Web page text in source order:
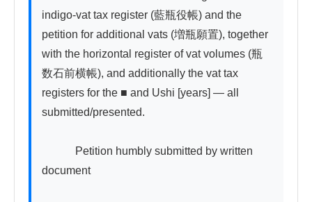
indigo-vat tax register (藍瓶役帳) and the
petition for additional vats (増瓶願置), together
with the horizontal register of vat volumes (瓶
数石前横帳), and additionally the vat tax
registers for the ■ and Ushi [years] — all
submitted/presented.
Petition humbly submitted by written
document